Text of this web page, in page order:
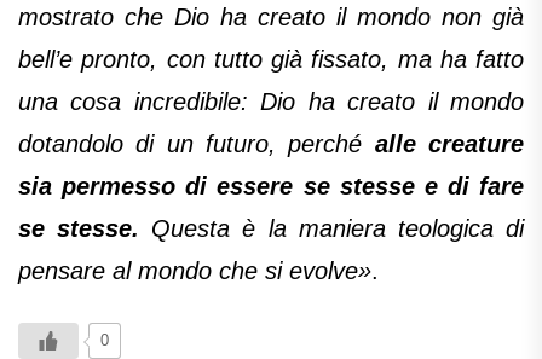
mostrato che Dio ha creato il mondo non già
bell’e pronto, con tutto già fissato, ma ha fatto
una cosa incredibile: Dio ha creato il mondo
dotandolo di un futuro, perché alle creature
sia permesso di essere se stesse e di fare
se stesse. Questa è la maniera teologica di
pensare al mondo che si evolve».
0